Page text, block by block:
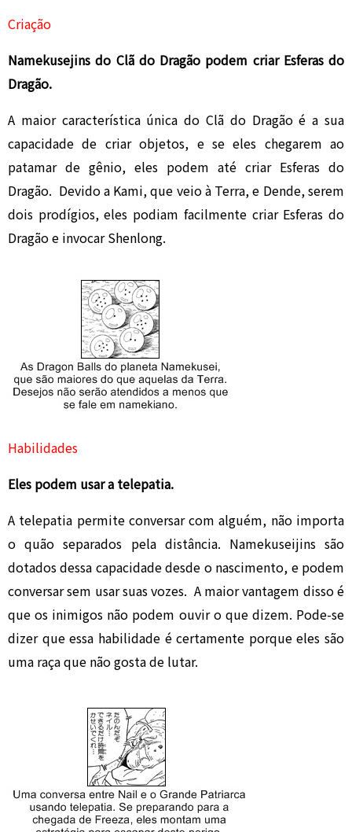
Criação
Namekusejins do Clã do Dragão podem criar Esferas do
Dragão.
A maior característica única do Clã do Dragão é a sua
capacidade de criar objetos, e se eles chegarem ao
patamar de gênio, eles podem até criar Esferas do
Dragão. Devido a Kami, que veio à Terra, e Dende, serem
dois prodígios, eles podiam facilmente criar Esferas do
Dragão e invocar Shenlong.
Habilidades
Eles podem usar a telepatia.
A telepatia permite conversar com alguém, não importa
o quão separados pela distância. Namekuseijins são
dotados dessa capacidade desde o nascimento, e podem
conversar sem usar suas vozes. A maior vantagem disso é
que os inimigos não podem ouvir o que dizem. Pode-se
dizer que essa habilidade é certamente porque eles são
uma raça que não gosta de lutar.